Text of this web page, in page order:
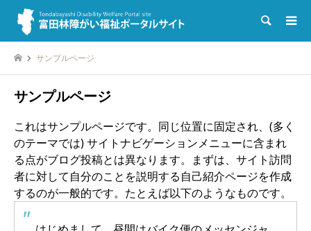
検索
サンプルページ
サンプルページ
これはサンプルページです。同じ位置に固定され、(多く
のテーマでは) サイトナビゲーションメニューに含まれ
る点がブログ投稿とは異なります。まずは、サイト訪問
者に対して自分のことを説明する自己紹介ページを作成
するのが一般的です。たとえば以下のようなものです。